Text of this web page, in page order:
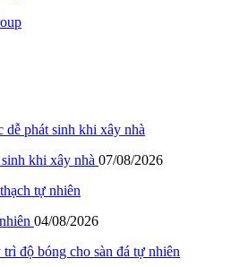
khi xây nhà 07/08/2026
04/08/2026